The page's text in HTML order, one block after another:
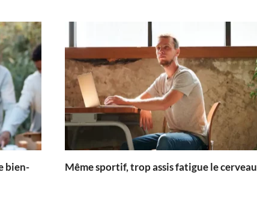
bien-
Même sportif, trop assis fatigue le cerveau